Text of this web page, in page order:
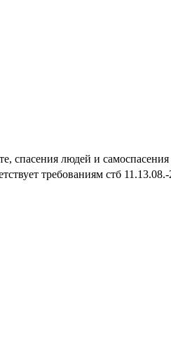
спасения людей и
требованиям стб